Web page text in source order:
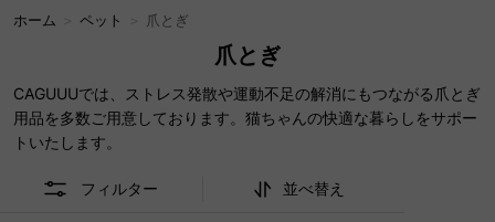
ホーム ペット 爪とぎ
爪とぎ
CAGUUUでは、ストレス発散や運動不足の解消にもつながる爪とぎ
用品を多数ご用意しております。猫ちゃんの快適な暮らしをサポー
トいたします。
フィルター 並べ替え